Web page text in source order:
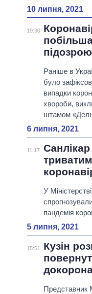
10 липня, 2021
19:30
Раніше в
було
випадки
хвороби,
штамом
6 липня, 2021
11:17
У
пандемія
5 липня, 2021
15:51
Кузін
Представник